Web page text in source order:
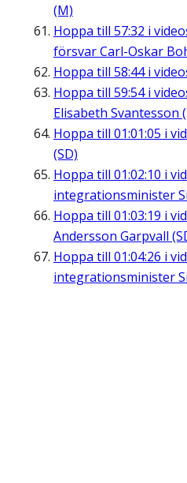
(M)
Hoppa till 57:32 i
försvar Carl-Oskar
Hoppa till 58:44i
Hoppa till 59:54i
Elisabeth Svantesson
Hoppa till 01:01:05 i
(SD)
Hoppa till 01:02:10 i
integrationsminister
Hoppa till 01:03:19 i
Andersson Garpvall
Hoppa till 01:04:26 i
integrationsminister